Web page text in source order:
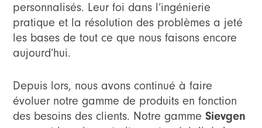
personnalisés. Leur foi dans l’ingénierie
pratique et la résolution des problèmes a jeté
les bases de tout ce que nous faisons encore
aujourd’hui.
Depuis lors, nous avons continué à faire
évoluer notre gamme de produits en fonction
des besoins des clients. Notre gammeSievgen